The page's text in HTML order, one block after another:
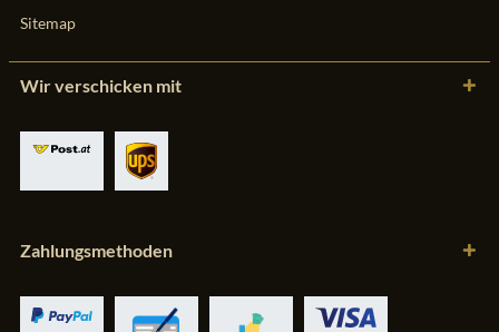
Sitemap
Wir verschicken mit
Zahlungsmethoden